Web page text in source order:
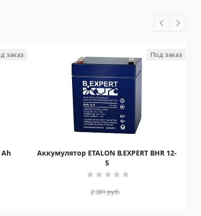
заказ
Аккумулятор ETALON B.EXPERT BHR 12-
5
Под заказ
2 381руб.